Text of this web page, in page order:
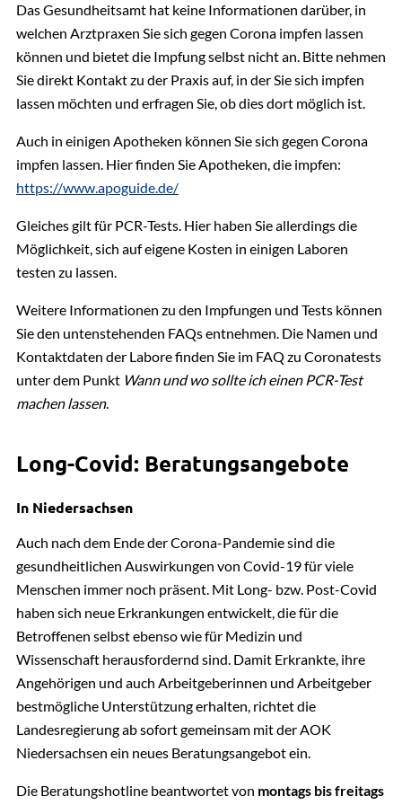
Gesundheitsamt
Sabine Meyer-Olbersleben
Hygiene und Umwelt
04131 26-1474
E-Mail senden
Gebäude 4, Zimmer 113
Gesundheitsamt
Johnny Braun
Hygiene und Umwelt
PDF | 0.42 MB
Leitlinien für Gemeinschaftsreinrichtungen für
Kinder und Jugendliche
Gemeinschaftsreinrichtungen gemäß § 34
Infektionsschutzgesetz
PDF | 0.22 MB
Meldeformular weiterer Personen für
Gemeinschaftsreinrichtungen gemäß § 34
Infektionsschutzgesetz
PDF | 0.23 MB
Infektionskrankheiten in
PDF | 0.13 MB
Informationen zur Coronavirus-Pandemie des
Bundesministeriums für Gesundheit
Info-Portal zur Coronavirus-Pandemie des
Landes Niedersachsen
Portal des Deutschen Apothekerverbandes
Das Gesundheitsamt hat keine Informationen darüber, in
welchen Arztpraxen Sie sich gegen Corona impfen lassen
können und bietet die Impfung selbst nicht an. Bitte nehmen
Sie direkt Kontakt zu der Praxis auf, in der Sie sich impfen
lassen möchten und erfragen Sie, ob dies dort möglich ist.
Auch in einigen Apotheken können Sie sich gegen Corona
impfen lassen. Hier finden Sie Apotheken, die impfen:
https://www.apoguide.de/
Gleiches gilt für PCR-Tests. Hier haben Sie allerdings die
Möglichkeit, sich auf eigene Kosten in einigen Laboren
testen zu lassen.
Weitere Informationen zu den Impfungen und Tests können
Sie den untenstehenden FAQs entnehmen. Die Namen und
Kontaktdaten der Labore finden Sie im FAQ zu Coronatests
unter dem Punkt Wann und wo sollte ich einen PCR-Test
machen lassen.
Long-Covid: Beratungsangebote
In Niedersachsen
Auch nach dem Ende der Corona-Pandemie sind die
gesundheitlichen Auswirkungen von Covid-19 für viele
Menschen immer noch präsent. Mit Long- bzw. Post-Covid
haben sich neue Erkrankungen entwickelt, die für die
Betroffenen selbst ebenso wie für Medizin und
Wissenschaft herausfordernd sind. Damit Erkrankte, ihre
Angehörigen und auch Arbeitgeberinnen und Arbeitgeber
bestmögliche Unterstützung erhalten, richtet die
Landesregierung ab sofort gemeinsam mit der AOK
Niedersachsen ein neues Beratungsangebot ein.
Die Beratungshotline beantwortet von montags bis freitags